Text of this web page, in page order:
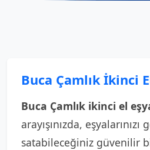
Buca Çamlık İkinci
Buca Çamlık ikinci el
arayışınızda,
satabileceğiniz güvenilir